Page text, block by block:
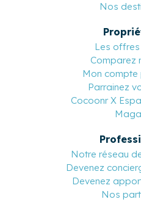
Nos
Les
Comparez
Mon compte
Parrainez
Cocoonr X
Notre réseau
Devenez
Devenez
Nos